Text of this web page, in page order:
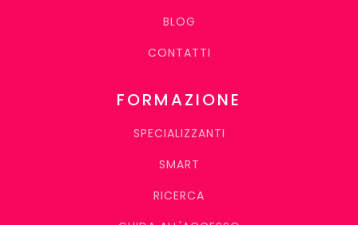
BLOG
CONTATTI
FORMAZIONE
SPECIALIZZANTI
SMART
RICERCA